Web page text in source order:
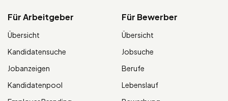
Für Arbeitgeber
Übersicht
Kandidatensuche
Jobanzeigen
Kandidatenpool
Für Bewerber
Übersicht
Jobsuche
Berufe
Lebenslauf